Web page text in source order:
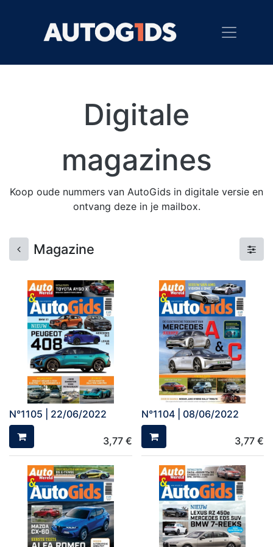
Digitale
magazines
Koop oude nummers van AutoGids in digitale versie en
ontvang deze in je mailbox.
Magazine
N°1105 | 22/06/2022
3,77€
N°1104 | 08/06/2022
3,77 €